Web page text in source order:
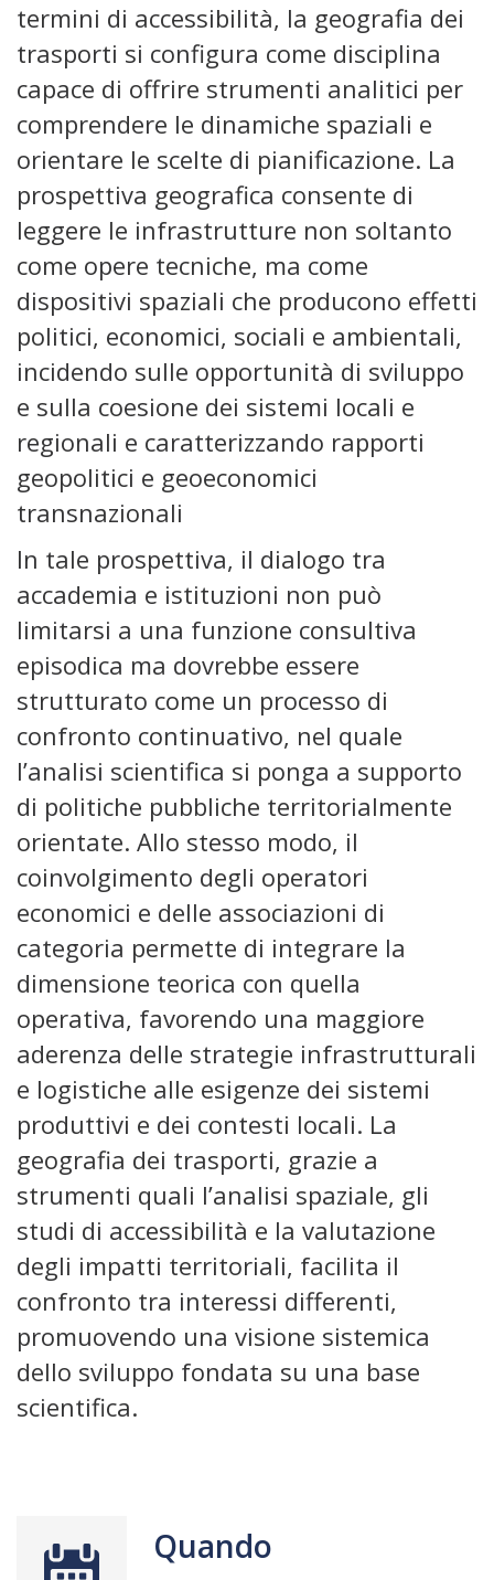
termini di accessibilità, la geografia dei
trasporti si configura come disciplina
capace di offrire strumenti analitici per
comprendere le dinamiche spaziali e
orientare le scelte di pianificazione. La
prospettiva geografica consente di
leggere le infrastrutture non soltanto
come opere tecniche, ma come
dispositivi spaziali che producono effetti
politici, economici, sociali e ambientali,
incidendo sulle opportunità di sviluppo
e sulla coesione dei sistemi locali e
regionali e caratterizzando rapporti
geopolitici e geoeconomici
transnazionali
In tale prospettiva, il dialogo tra
accademia e istituzioni non può
limitarsi a una funzione consultiva
episodica ma dovrebbe essere
strutturato come un processo di
confronto continuativo, nel quale
l’analisi scientifica si ponga a supporto
di politiche pubbliche territorialmente
orientate. Allo stesso modo, il
coinvolgimento degli operatori
economici e delle associazioni di
categoria permette di integrare la
dimensione teorica con quella
operativa, favorendo una maggiore
aderenza delle strategie infrastrutturali
e logistiche alle esigenze dei sistemi
produttivi e dei contesti locali. La
geografia dei trasporti, grazie a
strumenti quali l’analisi spaziale, gli
studi di accessibilità e la valutazione
degli impatti territoriali, facilita il
confronto tra interessi differenti,
promuovendo una visione sistemica
dello sviluppo fondata su una base
scientifica.
Quando